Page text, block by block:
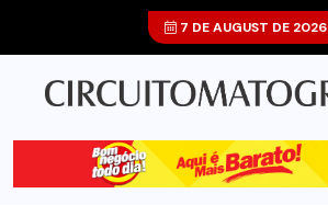
7 DE AUGUST DE 2026